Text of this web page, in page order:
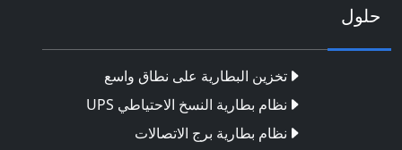
حلول
تخزين البطارية على نطاق واسع
نظام بطارية النسخ الاحتياطي UPS
نظام بطارية برج الاتصالات